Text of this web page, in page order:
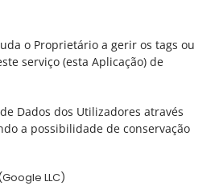
o Proprietário a gerir os tags ou
serviço (esta Aplicação) de
Dados dos Utilizadores através
a possibilidade de conservação
LLC)